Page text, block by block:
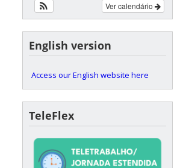
Ver calendário
English version
Access our English website here
TeleFlex